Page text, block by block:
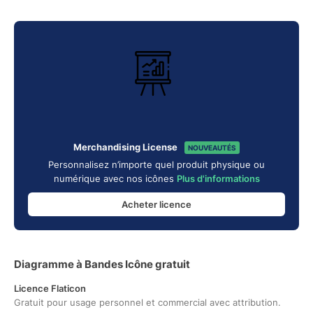
Merchandising License NOUVEAUTÉS
Personnalisez n’importe quel produit physique ou
numérique avec nos icônes Plus d'informations
Acheter licence
Diagramme à Bandes Icône gratuit
Licence Flaticon
Gratuit pour usage personnel et commercial avec attribution.